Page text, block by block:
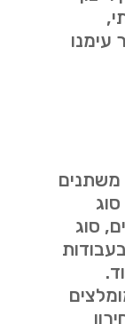
עימנו
סוג